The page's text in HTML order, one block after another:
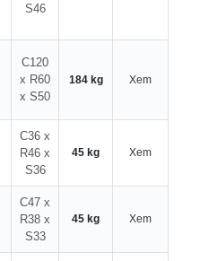
S46
C120
x R60
x S50
184 kg Xem
C36 x
R46 x
S36
45 kg Xem
C47 x
R38 x
S33
45 kg Xem